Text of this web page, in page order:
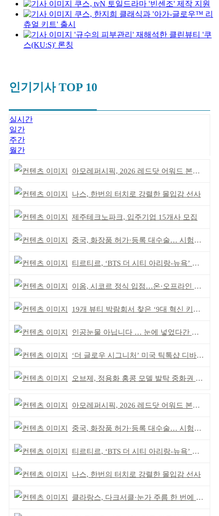
쿠스, tvN 토일드라마 '빈센조' 제작 지원
쿠스, 한지희 클래식과 '아가-글로우™ 리
츄얼 키트' 출시
'규수의 피부관리' 재해석한 클린뷰티 '쿠
스(KU:S)' 론칭
인기기사 TOP 10
실시간
일간
주간
월간
아모레퍼시픽, 2026 레드닷 어워드 본상 2개 수상
나스, 한번의 터치로 강렬한 몰입감 선사
제주테크노파크, 입주기업 15개사 모집
중국, 화장품 허가·등록 대수술… 시험자료 공용 허용
티르티르, ‘BTS 더 시티 아리랑-뉴욕’ 참여
이옴, 시코르 정식 입점…온·오프라인 유통망 확대
19개 뷰티 박람회서 찾은 ‘9대 혁신 키워드’
인공눈물 아닙니다 … 눈에 넣었다간 각막 손상
‘더 글로우 시그니처’ 미국 틱톡샵 디바이스 부문 1위
오브제, 정용화 홍콩 모델 발탁 중화권 공략 강화
아모레퍼시픽, 2026 레드닷 어워드 본상 2개 수상
중국, 화장품 허가·등록 대수술… 시험자료 공용 허용
티르티르, ‘BTS 더 시티 아리랑-뉴욕’ 참여
나스, 한번의 터치로 강렬한 몰입감 선사
클라랑스, 다크서클·눈가 주름 한 번에 더블 케어